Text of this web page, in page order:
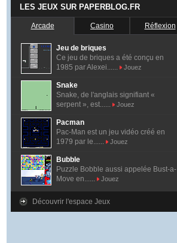
LES JEUX SUR PAPERBLOG.FR
Arcade Casino Réflexion
Jeu de briques
Ce jeu de briques a été conçu en
1985 par Alexei......
Jouez
Snake
Snake, de l'anglais signifiant «
serpent », est......
Jouez
Pacman
Pac-Man est un jeu vidéo créé en
1979 par le......
Jouez
Bubble
Puzzle Bobble aussi appelée Bust-a-
Move en......
Jouez
Découvrir l'espace Jeux